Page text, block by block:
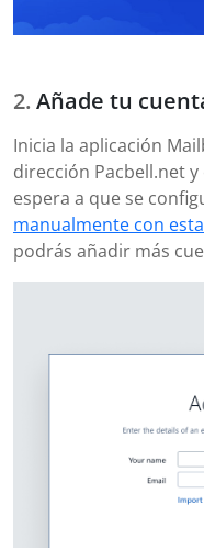
Añade tu
Inicia la aplicación
dirección Pacbell.net
espera a que se
manualmente con
podrás añadir más